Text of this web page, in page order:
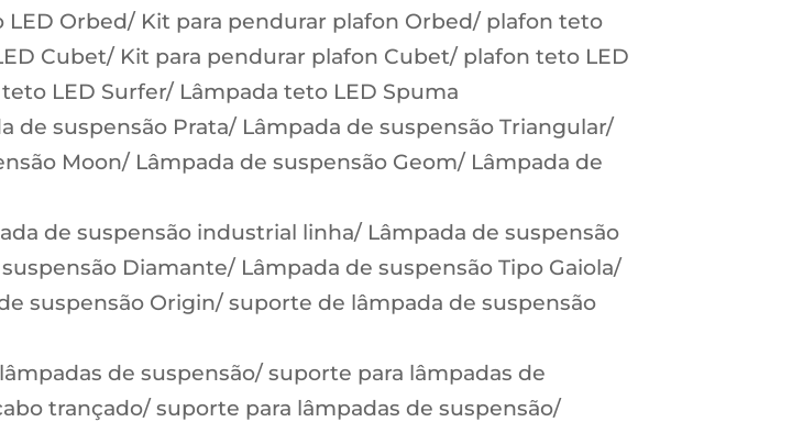
Orbed/ Kit para pendurar plafon Orbed/ plafon teto
Cubet/ Kit para pendurar plafon Cubet/ plafon teto LED
LED Surfer/ Lâmpada teto LED Spuma
de suspensão Prata/ Lâmpada de suspensão Triangular/
Moon/ Lâmpada de suspensão Geom/ Lâmpada de
de suspensão industrial linha/ Lâmpada de suspensão
Diamante/ Lâmpada de suspensão Tipo Gaiola/
suspensão Origin/ suporte de lâmpada de suspensão
de suspensão/ suporte para lâmpadas de
trançado/ suporte para lâmpadas de suspensão/